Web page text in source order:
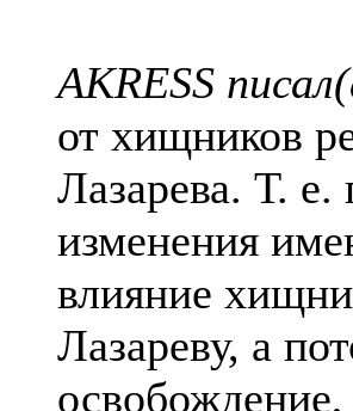
AKRESS
от хищников
Лазарева. Т. е.
изменения
влияние
Лазареву, а